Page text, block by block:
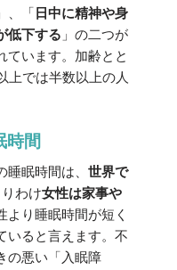
」、「 日中に精神や身
低下する 」の二つが
ています。加齢とと
上では半数以上の人
時間
眠時間は、 世界で
わけ女性は家事や
より睡眠時間が短く
いると言えます。不
の悪い「入眠障